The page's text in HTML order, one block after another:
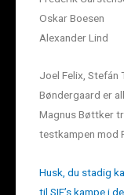
Oskar Boesen
Alexander Lind
Joel Felix, Stefán
Bøndergaard er
Magnus Bøttker
testkampen mod
Husk, du stadig
til SIF’s kampe i